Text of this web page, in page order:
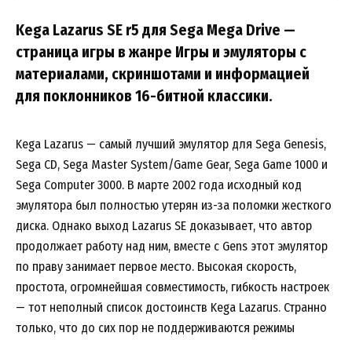
Kega Lazarus SE r5 для Sega Mega Drive —
страница игры в жанре Игры и эмуляторы с
материалами, скриншотами и информацией
для поклонников 16-битной классики.
Kega Lazarus — самый лучший эмулятор для Sega Genesis,
Sega CD, Sega Master System/Game Gear, Sega Game 1000 и
Sega Computer 3000. В марте 2002 года исходный код
эмулятора был полностью утерян из-за поломки жесткого
диска. Однако выход Lazarus SE доказывает, что автор
продолжает работу над ним, вместе с Gens этот эмулятор
по праву занимает первое место. Высокая скорость,
простота, огромнейшая совместимость, гибкость настроек
— тот неполный список достоинств Kega Lazarus. Странно
только, что до сих пор не поддерживаются режимы